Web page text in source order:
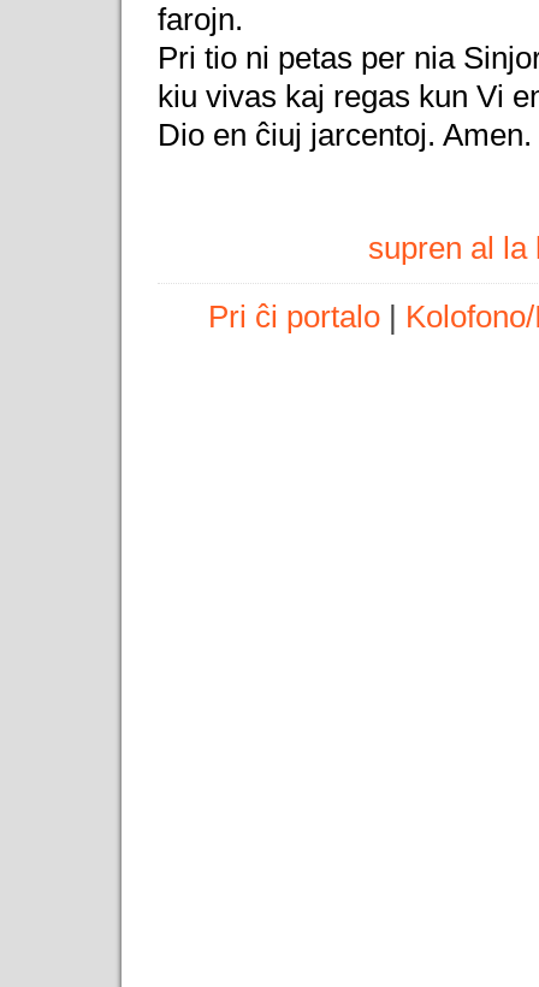
farojn.
Pri tio ni petas per nia
kiu vivas kaj regas kun Vi
Dio en ĉiuj jarcentoj. Amen.
supren al la
Pri ĉi portalo|